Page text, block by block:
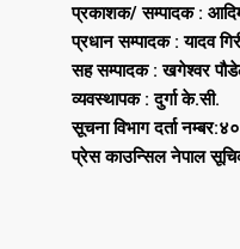
प्रकाशक/ सम्पादक :
प्रधान सम्पादक : यादव
सह सम्पादक : खगेश्वर
व्यवस्थापक : दुर्गा के.सी.
सूचना विभाग दर्ता
प्रेस काउन्सिल नेपाल